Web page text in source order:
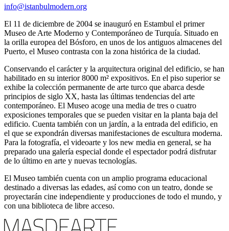
info@istanbulmodern.org
El 11 de diciembre de 2004 se inauguró en Estambul el primer
Museo de Arte Moderno y Contemporáneo de Turquía. Situado en
la orilla europea del Bósforo, en unos de los antiguos almacenes del
Puerto, el Museo contrasta con la zona histórica de la ciudad.
Conservando el carácter y la arquitectura original del edificio, se han
habilitado en su interior 8000 m² expositivos. En el piso superior se
exhibe la colección permanente de arte turco que abarca desde
principios de siglo XX, hasta las últimas tendencias del arte
contemporáneo. El Museo acoge una media de tres o cuatro
exposiciones temporales que se pueden visitar en la planta baja del
edificio. Cuenta también con un jardín, a la entrada del edificio, en
el que se expondrán diversas manifestaciones de escultura moderna.
Para la fotografía, el videoarte y los new media en general, se ha
preparado una galería especial donde el espectador podrá disfrutar
de lo último en arte y nuevas tecnologías.
El Museo también cuenta con un amplio programa educacional
destinado a diversas las edades, así como con un teatro, donde se
proyectarán cine independiente y producciones de todo el mundo, y
con una biblioteca de libre acceso.